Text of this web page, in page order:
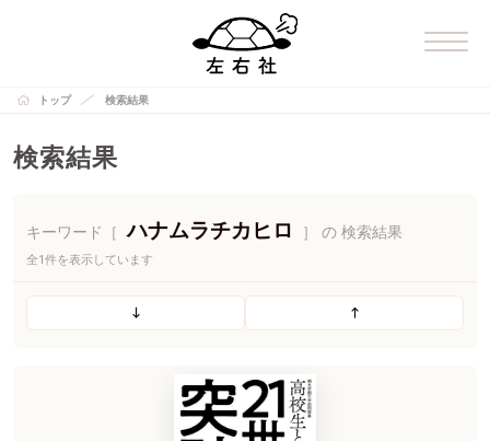
トップ 検索結果
検索結果
キーワード［ ハナムラチカヒロ ］ の 検索結果
全1件を表示しています